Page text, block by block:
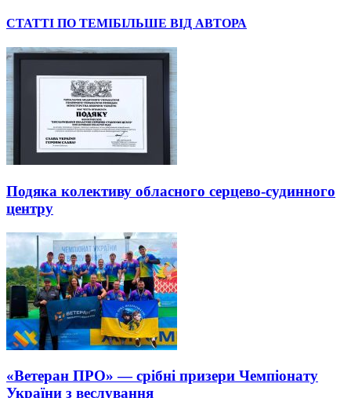
СТАТТІ ПО ТЕМІБІЛЬШЕ ВІД АВТОРА
Подяка колективу обласного серцево-судинного
центру
«Ветеран ПРО» — срібні призери Чемпіонату
України з веслування